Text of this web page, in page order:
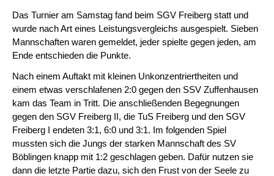
Das Turnier am Samstag fand beim SGV Freiberg statt und
wurde nach Art eines Leistungsvergleichs ausgespielt. Sieben
Mannschaften waren gemeldet, jeder spielte gegen jeden, am
Ende entschieden die Punkte.
Nach einem Auftakt mit kleinen Unkonzentriertheiten und
einem etwas verschlafenen 2:0 gegen den SSV Zuffenhausen
kam das Team in Tritt. Die anschließenden Begegnungen
gegen den SGV Freiberg II, die TuS Freiberg und den SGV
Freiberg I endeten 3:1, 6:0 und 3:1. Im folgenden Spiel
mussten sich die Jungs der starken Mannschaft des SV
Böblingen knapp mit 1:2 geschlagen geben. Dafür nutzen sie
dann die letzte Partie dazu, sich den Frust von der Seele zu